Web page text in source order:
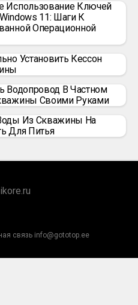
Использование Ключей
11: Шаги К
Операционной
Установить Кессон
Водопровод В Частном
Своими Руками
Из Скважины На
Для Питья
связь info@gototop.ee